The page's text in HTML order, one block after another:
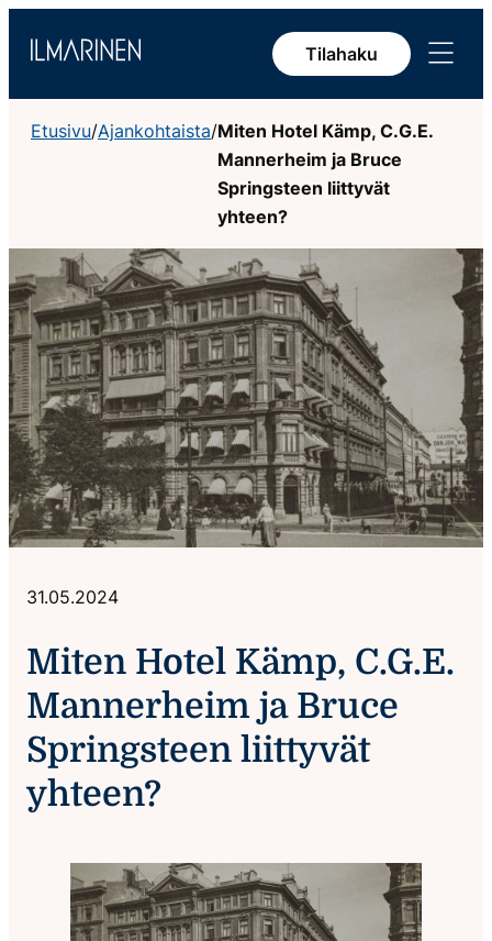
sisältöön
Tilahaku
Avaa
valikko
Etusivu/Ajankohtaista/Miten Hotel Kämp, C.G.E.
Mannerheim ja Bruce
Springsteen liittyvät
yhteen?
Miten Hotel Kämp, C.G.E.
Mannerheim ja Bruce
Springsteen liittyvät
yhteen?
31.05.2024